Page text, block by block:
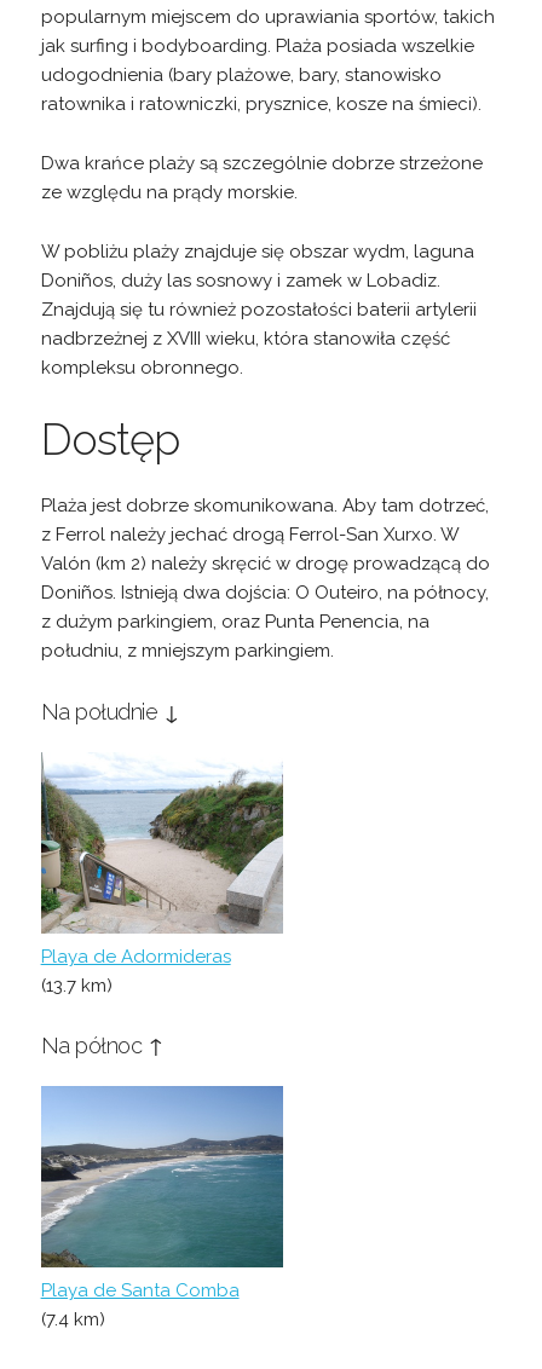
popularnym miejscem do uprawiania sportów, takich
jak surfing i bodyboarding. Plaża posiada wszelkie
udogodnienia (bary plażowe, bary, stanowisko
ratownika i ratowniczki, prysznice, kosze na śmieci).
Dwa krańce plaży są szczególnie dobrze strzeżone
ze względu na prądy morskie.
W pobliżu plaży znajduje się obszar wydm, laguna
Doniños, duży las sosnowy i zamek w Lobadiz.
Znajdują się tu również pozostałości baterii artylerii
nadbrzeżnej z XVIII wieku, która stanowiła część
kompleksu obronnego.
Dostęp
Plaża jest dobrze skomunikowana. Aby tam dotrzeć,
z Ferrol należy jechać drogą Ferrol-San Xurxo. W
Valón (km 2) należy skręcić w drogę prowadzącą do
Doniños. Istnieją dwa dojścia: O Outeiro, na północy,
z dużym parkingiem, oraz Punta Penencia, na
południu, z mniejszym parkingiem.
Na południe ↓
Playa de Adormideras
(13.7 km)
Na północ ↑
Playa de Santa Comba
(7.4 km)